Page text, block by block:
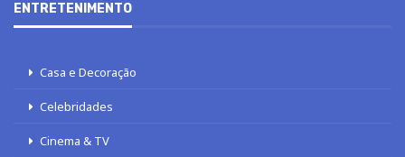
ENTRETENIMENTO
Casa e Decoração
Celebridades
Cinema & TV